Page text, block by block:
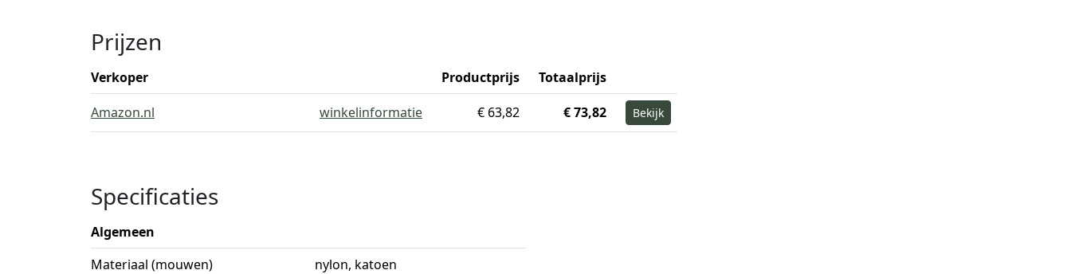
Prijzen
Verkoper Productprijs
Totaalprijs
Amazon.nl
winkelinformatie € 63,82 € 73,82 Bekijk
Specificaties
Algemeen
Materiaal (mouwen)
nylon, katoen